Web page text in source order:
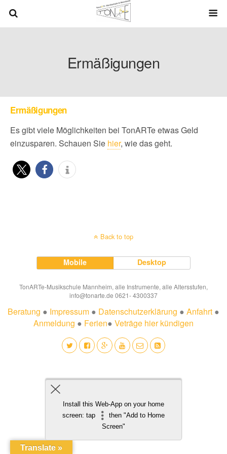
Ermäßigungen
Ermäßigungen
Es gibt viele Möglichkeiten bei TonARTe etwas Geld
einzusparen. Schauen Sie hier, wie das geht.
Back to top
Mobile Desktop
TonARTe-Musikschule Mannheim, alle Instrumente, alle Altersstufen,
info@tonarte.de 0621- 4300337
Beratung ● Impressum ● Datenschutzerklärung ● Anfahrt ●
Anmeldung ● Ferien● Veträge hier kündigen
Translate »
Install this Web-App on your home
screen: tap
then "Add to Home
Screen"